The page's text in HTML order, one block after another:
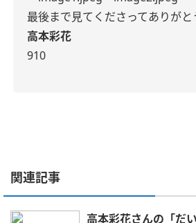
最後まで見てくださってありが
高本彩花
910
関連記事
高本彩花さんの「だい